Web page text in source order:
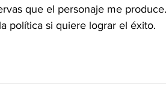
que el personaje me
política si quiere lograr el éxito.